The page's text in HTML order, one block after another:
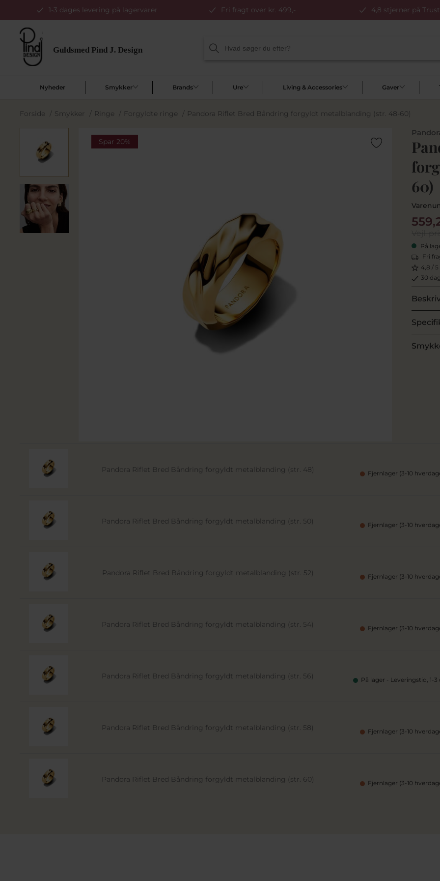
1-3 dages levering på lagervarer Fri fragt over kr. 499,- 4,8 stjerner på
Nyheder Smykker Brands Ure Living & Accessories Gaver
Forside / Smykker / Ringe / Forgyldte ringe / Pandora Riflet Bred Båndring forgyldt metalblanding (str. 48-60)
Spar 20%
60)
Vejl.
På
Fri
4,8 /
30
Pandora Riflet Bred Båndring forgyldt metalblanding (str. 48) Fjernlager (3-10
Pandora Riflet Bred Båndring forgyldt metalblanding (str. 50) Fjernlager (3-10
Pandora Riflet Bred Båndring forgyldt metalblanding (str. 52) Fjernlager (3-10
Pandora Riflet Bred Båndring forgyldt metalblanding (str. 54) Fjernlager (3-10
Pandora Riflet Bred Båndring forgyldt metalblanding (str. 56) På lager - Leveringstid, 1-3
Pandora Riflet Bred Båndring forgyldt metalblanding (str. 58) Fjernlager (3-10
Pandora Riflet Bred Båndring forgyldt metalblanding (str. 60) Fjernlager (3-10